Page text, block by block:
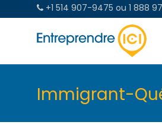
+1 514 907-9475 ou 1 888
Immigrant-